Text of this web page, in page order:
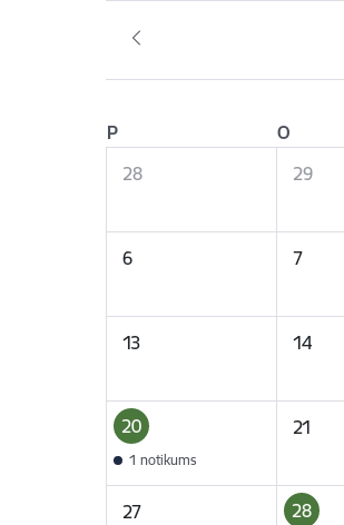
P O
28
29
6 7
13 14
20
1 notikums
21
27 28